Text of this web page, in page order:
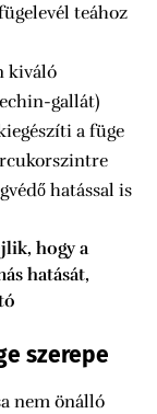
teához
kiváló
gallát)
a füge
hatással is
hogy a
hatását,
szerepe
nem önálló